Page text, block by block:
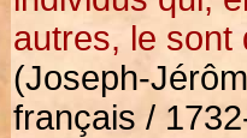
autres, le sont
(Joseph-
français /